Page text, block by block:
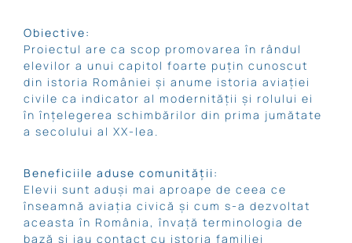
Obiective:
Proiectul are ca scop promovarea în rândul
elevilor a unui capitol foarte puţin cunoscut
din istoria României și anume istoria aviaţiei
civile ca indicator al modernităţii și rolului ei
în înţelegerea schimbărilor din prima jumătate
a secolului al XX-lea.
Beneficiile aduse comunităţii:
Elevii sunt aduși mai aproape de ceea ce
înseamnă aviația civică și cum s-a dezvoltat
aceasta în România, învață terminologia de
bază și iau contact cu istoria familiei